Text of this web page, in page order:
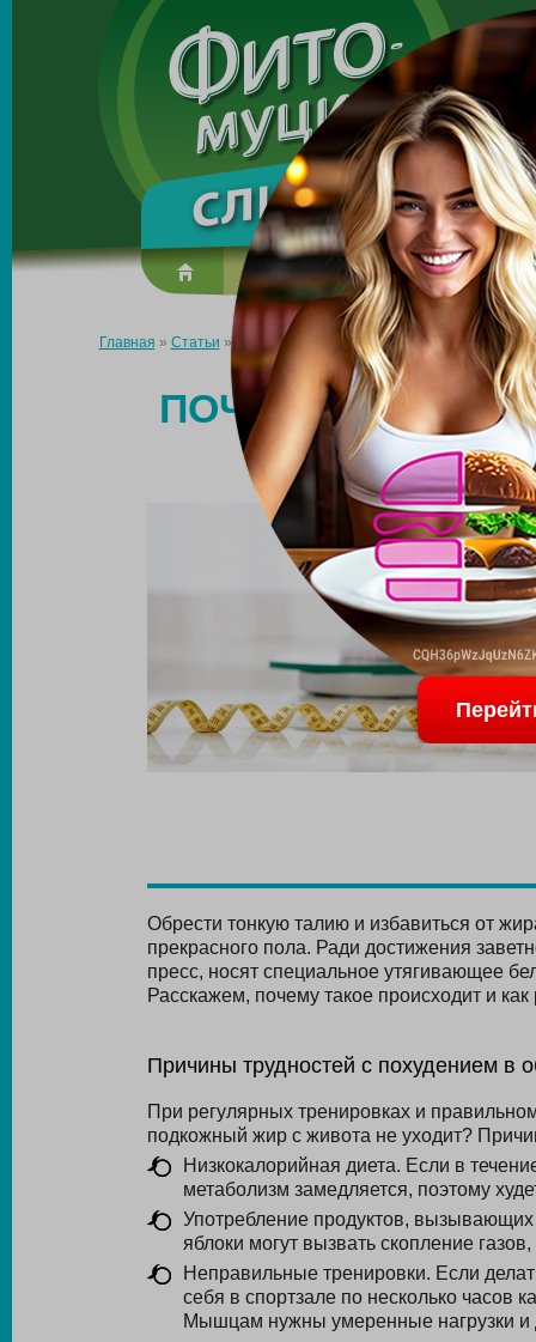
Made in the UK
О препарате Усиль эффект
Главная » Статьи »Почему не уходит подкожный жир с
ПОЧЕМУ НЕ
Обрести тонкую талию и избавиться от
прекрасного пола. Ради достижения
пресс, носят специальное утягивающее
Расскажем, почему такое происходит и
Причины трудностей с похудением в
При регулярных тренировках и
подкожный жир с живота не уходит?
Низкокалорийная диета. Если в
метаболизм замедляется, поэтому
Употребление продуктов,
яблоки могут вызвать скопление
Неправильные тренировки. Если
себя в спортзале по несколько часов
Мышцам нужны умеренные нагрузки и